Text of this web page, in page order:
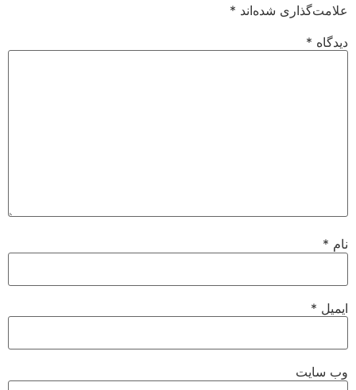
علامت‌گذاری شده‌اند *
دیدگاه *
نام *
ایمیل *
وب‌ سایت